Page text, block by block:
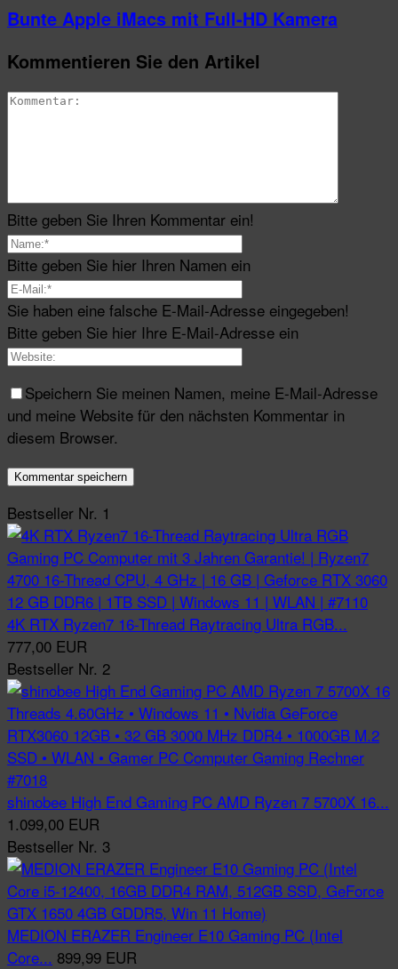
Bunte Apple iMacs mit Full-HD Kamera
Kommentieren Sie den Artikel
Bitte geben Sie Ihren Kommentar ein!
Bitte geben Sie hier Ihren Namen ein
Sie haben eine falsche E-Mail-Adresse eingegeben!
Bitte geben Sie hier Ihre E-Mail-Adresse ein
Speichern Sie meinen Namen, meine E-Mail-Adresse
und meine Website für den nächsten Kommentar in
diesem Browser.
Bestseller Nr. 1
4K RTX Ryzen7 16-Thread Raytracing Ultra RGB...
777,00 EUR
Bestseller Nr. 2
shinobee High End Gaming PC AMD Ryzen 7 5700X 16...
1.099,00 EUR
Bestseller Nr. 3
MEDION ERAZER Engineer E10 Gaming PC (Intel
Core... 899,99 EUR